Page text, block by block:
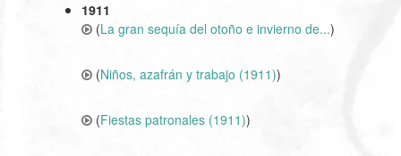
1911
(La gran sequía del otoño e invierno de...)
(Niños, azafrán y trabajo (1911))
(Fiestas patronales (1911))